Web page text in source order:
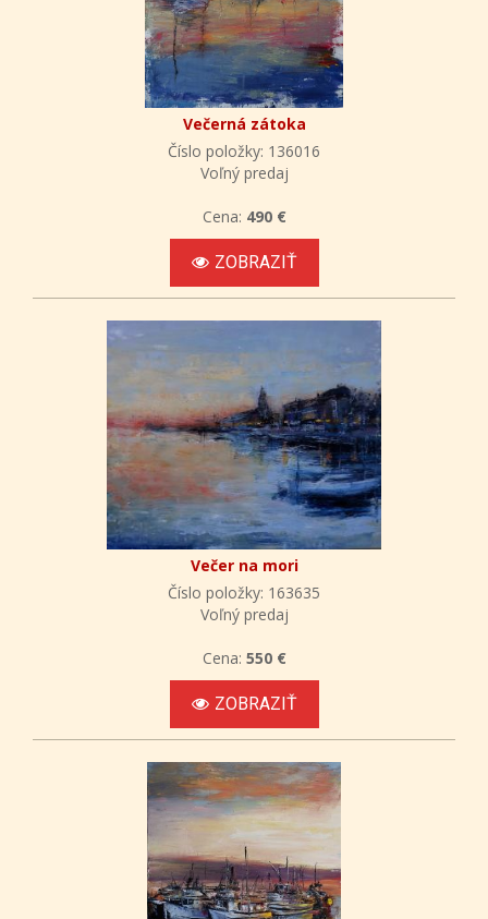
Večerná zátoka
Číslo položky: 136016
Voľný predaj
Cena: 490 €
ZOBRAZIŤ
Večer na mori
Číslo položky: 163635
Voľný predaj
Cena: 550 €
ZOBRAZIŤ